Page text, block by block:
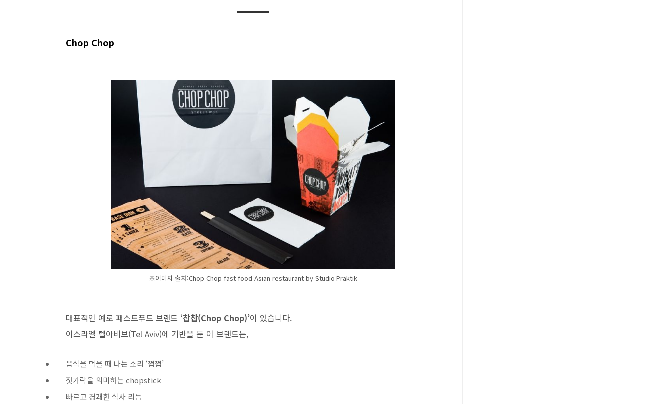
Chop Chop
※이미지 출처:Chop Chop fast food Asian restaurant by Studio Praktik
대표적인 예로 패스트푸드 브랜드 ‘찹찹(Chop Chop)’이 있습니다.
이스라엘 텔아비브(Tel Aviv)에 기반을 둔 이 브랜드는,
음식을 먹을 때 나는 소리 ‘쩝쩝’
젓가락을 의미하는 chopstick
빠르고 경쾌한 식사 리듬